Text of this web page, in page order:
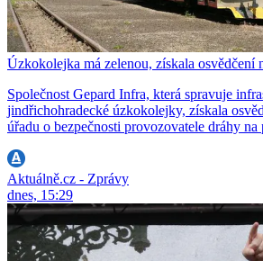
Úzkokolejka má zelenou, získala osvědčení
Společnost Gepard Infra, která spravuje
jindřichohradecké úzkokolejky, získala
úřadu o bezpečnosti provozovatele dráhy na
Aktuálně.cz - Zprávy
dnes, 15:29